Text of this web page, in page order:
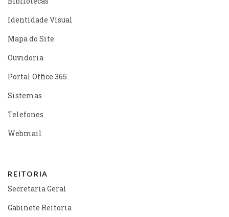
Identidade Visual
Mapa do Site
Ouvidoria
Portal Office 365
Sistemas
Telefones
Webmail
REITORIA
Secretaria Geral
Gabinete Reitoria